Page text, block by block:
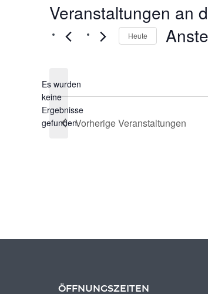
Veranstaltungen an
Hinweis
Es wurden
keine
Ergebnisse
gefunden.
Heute
VorherigeVeranstaltungen
ÖFFNUNGSZEITEN